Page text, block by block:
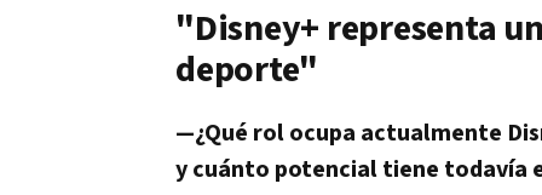
"Disney+ representa
deporte"
—¿Qué rol ocupa actualmente
y cuánto potencial tiene todavía